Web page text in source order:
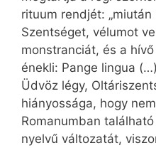
rituum rendjét:
Szentséget, vélumot
monstranciát, és a
énekli: Pange lingua
Üdvöz légy,
hiányossága, hogy
Romanumban
nyelvű változatát,